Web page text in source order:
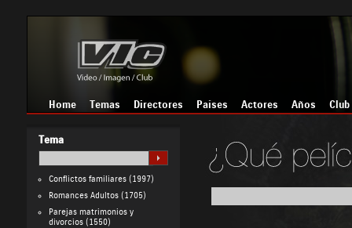
Home Temas Directores Países Actores Años Club
Tema
Conflictos familiares(1997)
Romances Adultos(1705)
Parejas matrimonios y
divorcios(1550)